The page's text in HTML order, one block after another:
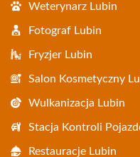
Weterynarz Lubin
Fotograf Lubin
Fryzjer Lubin
Salon Kosmetyczny
Wulkanizacja Lubin
Stacja Kontroli
Restauracje Lubin